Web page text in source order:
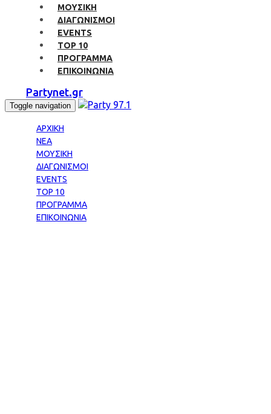
ΜΟΥΣΙΚΗ
ΔΙΑΓΩΝΙΣΜΟΙ
EVENTS
TOP 10
ΠΡΟΓΡΑΜΜΑ
ΕΠΙΚΟΙΝΩΝΙΑ
Partynet.gr
Toggle navigation
ΑΡΧΙΚΗ
ΝΕΑ
ΜΟΥΣΙΚΗ
ΔΙΑΓΩΝΙΣΜΟΙ
EVENTS
TOP 10
ΠΡΟΓΡΑΜΜΑ
ΕΠΙΚΟΙΝΩΝΙΑ